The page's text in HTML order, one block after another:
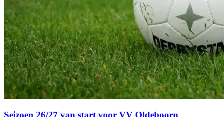
Seizoen 26/27 van start voor VV Oldeboorn